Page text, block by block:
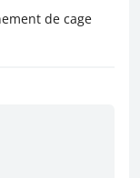
de cage